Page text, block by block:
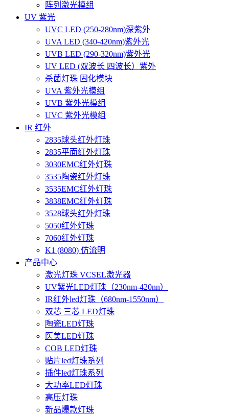
阵列激光模组
UV 紫光
UVC LED (250-280nm)深紫外
UVA LED (340-420nm)紫外光
UVB LED (290-320nm)紫外光
UV LED (双波长 四波长）紫外
杀菌灯珠 固化模块
UVA 紫外光模组
UVB 紫外光模组
UVC 紫外光模组
IR 红外
2835球头红外灯珠
2835平面红外灯珠
3030EMC红外灯珠
3535陶瓷红外灯珠
3535EMC红外灯珠
3838EMC红外灯珠
3528球头红外灯珠
5050红外灯珠
7060红外灯珠
K1 (8080) 仿流明
产品中心
激光灯珠 VCSEL激光器
UV紫光LED灯珠（230nm-420nn）
IR红外led灯珠（680nm-1550nm）
双芯 三芯 LED灯珠
陶瓷LED灯珠
医美LED灯珠
COB LED灯珠
贴片led灯珠系列
插件led灯珠系列
大功率LED灯珠
高压灯珠
新品爆款灯珠